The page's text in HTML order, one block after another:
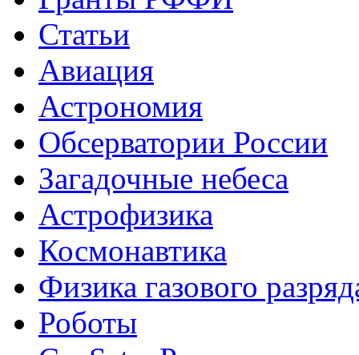
Статьи
Авиация
Астрономия
Обсерватории России
Загадочные небеса
Астрофизика
Космонавтика
Физика газового
Роботы